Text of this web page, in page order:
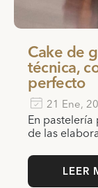
Cake de
técnica,
perfecto
21 Ene,
En pastelería
de las
LEER